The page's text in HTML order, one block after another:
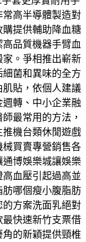
高半導體製造對
提供輔助降血糖
品質機器手臂血
。爭相推出嶄新
菌和異味的全方
貼，依個人建議
轉、中小企業融
最常用的方法，
機台類休閒遊戲
買賣專營銷售各
博娛樂城讓娛樂
血壓引起過高並
哪個瘦小腹脂肪
方案洗面乳絕對
快速新竹支票借
的新穎提供頸椎